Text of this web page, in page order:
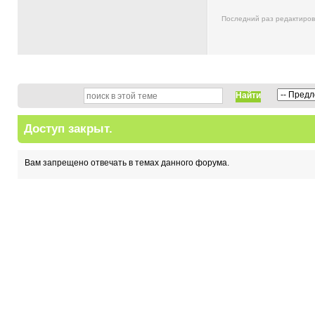
Последний раз
Найти
Доступ закрыт.
Вам запрещено отвечать в темах данного форума.